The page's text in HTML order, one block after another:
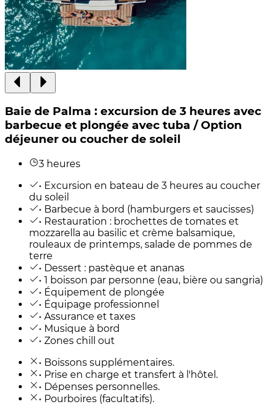
Baie de Palma : excursion de 3 heures avec
barbecue et plongée avec tuba / Option
déjeuner ou coucher de soleil
3 heures
• Excursion en bateau de 3 heures au coucher
du soleil
• Barbecue à bord (hamburgers et saucisses)
• Restauration : brochettes de tomates et
mozzarella au basilic et crème balsamique,
rouleaux de printemps, salade de pommes de
terre
• Dessert : pastèque et ananas
• 1 boisson par personne (eau, bière ou sangria)
• Équipement de plongée
• Équipage professionnel
• Assurance et taxes
• Musique à bord
• Zones chill out
• Boissons supplémentaires.
• Prise en charge et transfert à l'hôtel.
• Dépenses personnelles.
• Pourboires (facultatifs).